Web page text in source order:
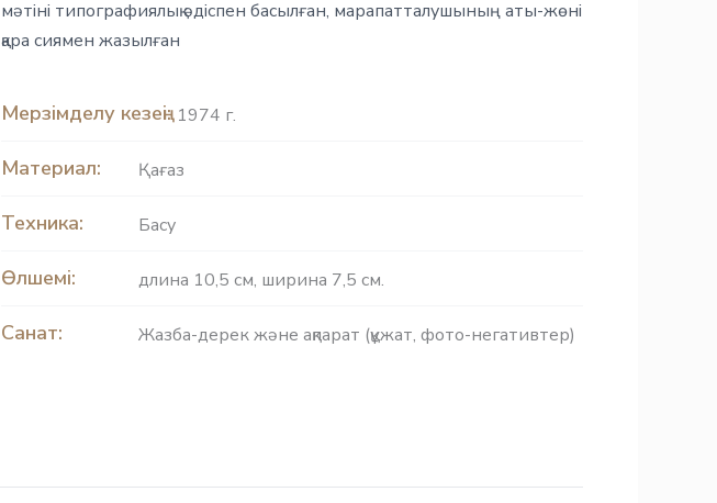
мәтіні типографиялық әдіспен басылған, марапатталушының аты-жөні
қара сиямен жазылған
Мерзімделу кезеңі: 1974 г.
Материал: Қағаз
Техника: Басу
Өлшемі: длина 10,5 см, ширина 7,5 см.
Санат: Жазба-дерек және ақпарат (құжат, фото-негативтер)